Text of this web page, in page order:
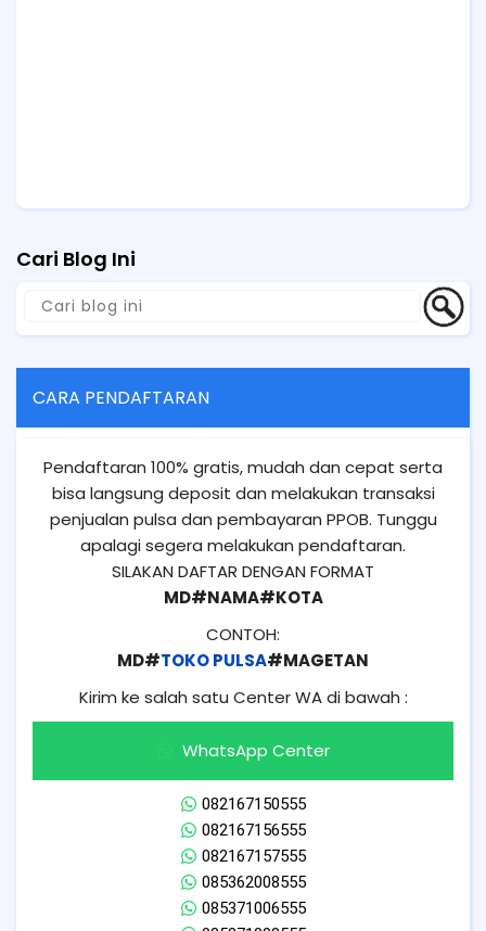
Cari Blog Ini
CARA PENDAFTARAN
Pendaftaran 100% gratis, mudah dan cepat serta
bisa langsung deposit dan melakukan transaksi
penjualan pulsa dan pembayaran PPOB. Tunggu
apalagi segera melakukan pendaftaran.
SILAKAN DAFTAR DENGAN FORMAT
MD#NAMA#KOTA
CONTOH:
MD#TOKO PULSA#MAGETAN
Kirim ke salah satu Center WA di bawah :
WhatsApp Center
082167150555
082167156555
082167157555
085362008555
085371006555